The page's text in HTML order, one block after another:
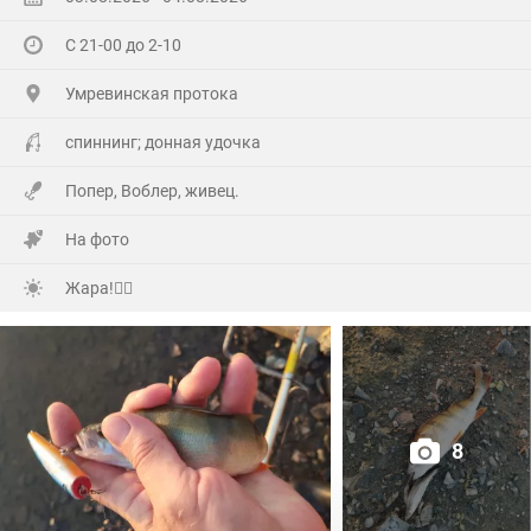
Гостей понаехало(со всех Волостей),сюрприз устроили
точного адреса (потому как первый раз приехали)по
навигатору, полвосьмого утра уже сигналили под
А мы уже с ночи начали отмечать и легли уже часа в
Но я был очень рад их приезду!🤗
Много добрых слов было сказано, конечно подарков,ну
и выпито (Самсона) немало!🫣
С 21-00 до 2-10
Умревинская протока
спиннинг; донная удочка
Попер, Воблер, живец.
На фото
Жара!🙂‍↕️
8